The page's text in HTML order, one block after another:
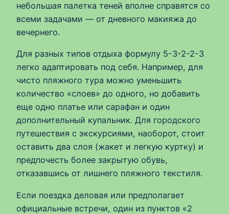
небольшая палетка теней вполне справятся со
всеми задачами — от дневного макияжа до
вечернего.
Для разных типов отдыха формулу 5-3-2-2-3
легко адаптировать под себя. Например, для
чисто пляжного тура можно уменьшить
количество «слоев» до одного, но добавить
еще одно платье или сарафан и один
дополнительный купальник. Для городского
путешествия с экскурсиями, наоборот, стоит
оставить два слоя (жакет и легкую куртку) и
предпочесть более закрытую обувь,
отказавшись от лишнего пляжного текстиля.
Если поездка деловая или предполагает
официальные встречи, один из пунктов «2